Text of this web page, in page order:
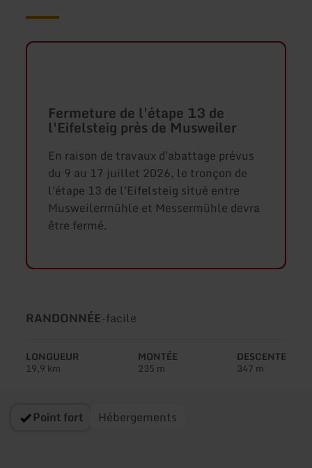
Fermeture de l'étape 13 de
l'Eifelsteig près de Musweiler
En raison de travaux d'abattage prévus
du 9 au 17 juillet 2026, le tronçon de
l'étape 13 de l'Eifelsteig situé entre
Musweilermühle et Messermühle devra
être fermé.
Type
circuit:
RANDONNÉE-Difficulté:
facile
LONGUEUR
19,9 km
MONTÉE
235 m
DESCENTE
347 m
Point fort Hébergements